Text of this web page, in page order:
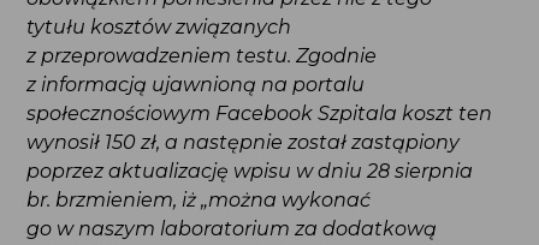
kosztów związanych z przeprowadzeniem testu.
Zgodnie z informacją ujawnioną na portalu
społecznościowym Facebook Szpitala koszt ten
wynosił 150 zł, a następnie został zastąpiony
poprzez aktualizację wpisu w dniu 28 sierpnia
br. brzmieniem, iż „można wykonać go w naszym
laboratorium za dodatkową opłatą”
bez wskazywania konkretnej kwoty.